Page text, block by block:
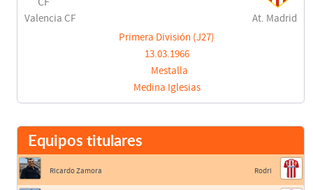
Valencia CF
At. Madrid
Primera División (J27)
13.03.1966
Mestalla
Medina Iglesias
Equipos titulares
Ricardo Zamora Rodri